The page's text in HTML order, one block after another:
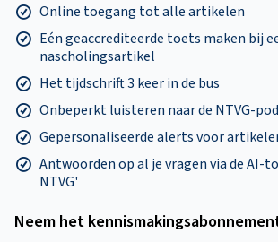
Online toegang tot alle artikelen
Eén geaccrediteerde toets maken bij
nascholingsartikel
Het tijdschrift 3 keer in de bus
Onbeperkt luisteren naar de NTVG-
Gepersonaliseerde alerts voor
Antwoorden op al je vragen via de AI-
NTVG'
Neem het